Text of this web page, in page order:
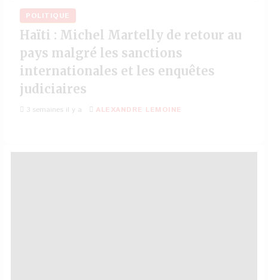
POLITIQUE
Haïti : Michel Martelly de retour au
pays malgré les sanctions
internationales et les enquêtes
judiciaires
3 semaines il y a ALEXANDRE LEMOINE